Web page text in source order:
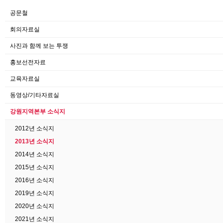
공문철
회의자료실
사진과 함께 보는 투쟁
홍보선전자료
교육자료실
동영상/기타자료실
강원지역본부 소식지
2012년 소식지
2013년 소식지
2014년 소식지
2015년 소식지
2016년 소식지
2019년 소식지
2020년 소식지
2021년 소식지